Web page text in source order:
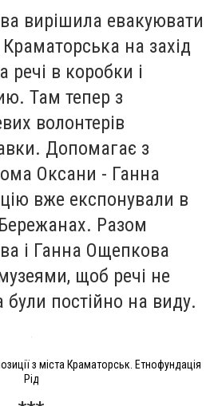
вирішила евакуювати
на захід
речі в коробки і
Там тепер з
волонтерів
Допомагає з
Оксани - Ганна
вже експонували в
Разом
і Ганна Ощепкова
щоб речі не
постійно на виду.
з міста Краматорськ. Етнофундація
Рід